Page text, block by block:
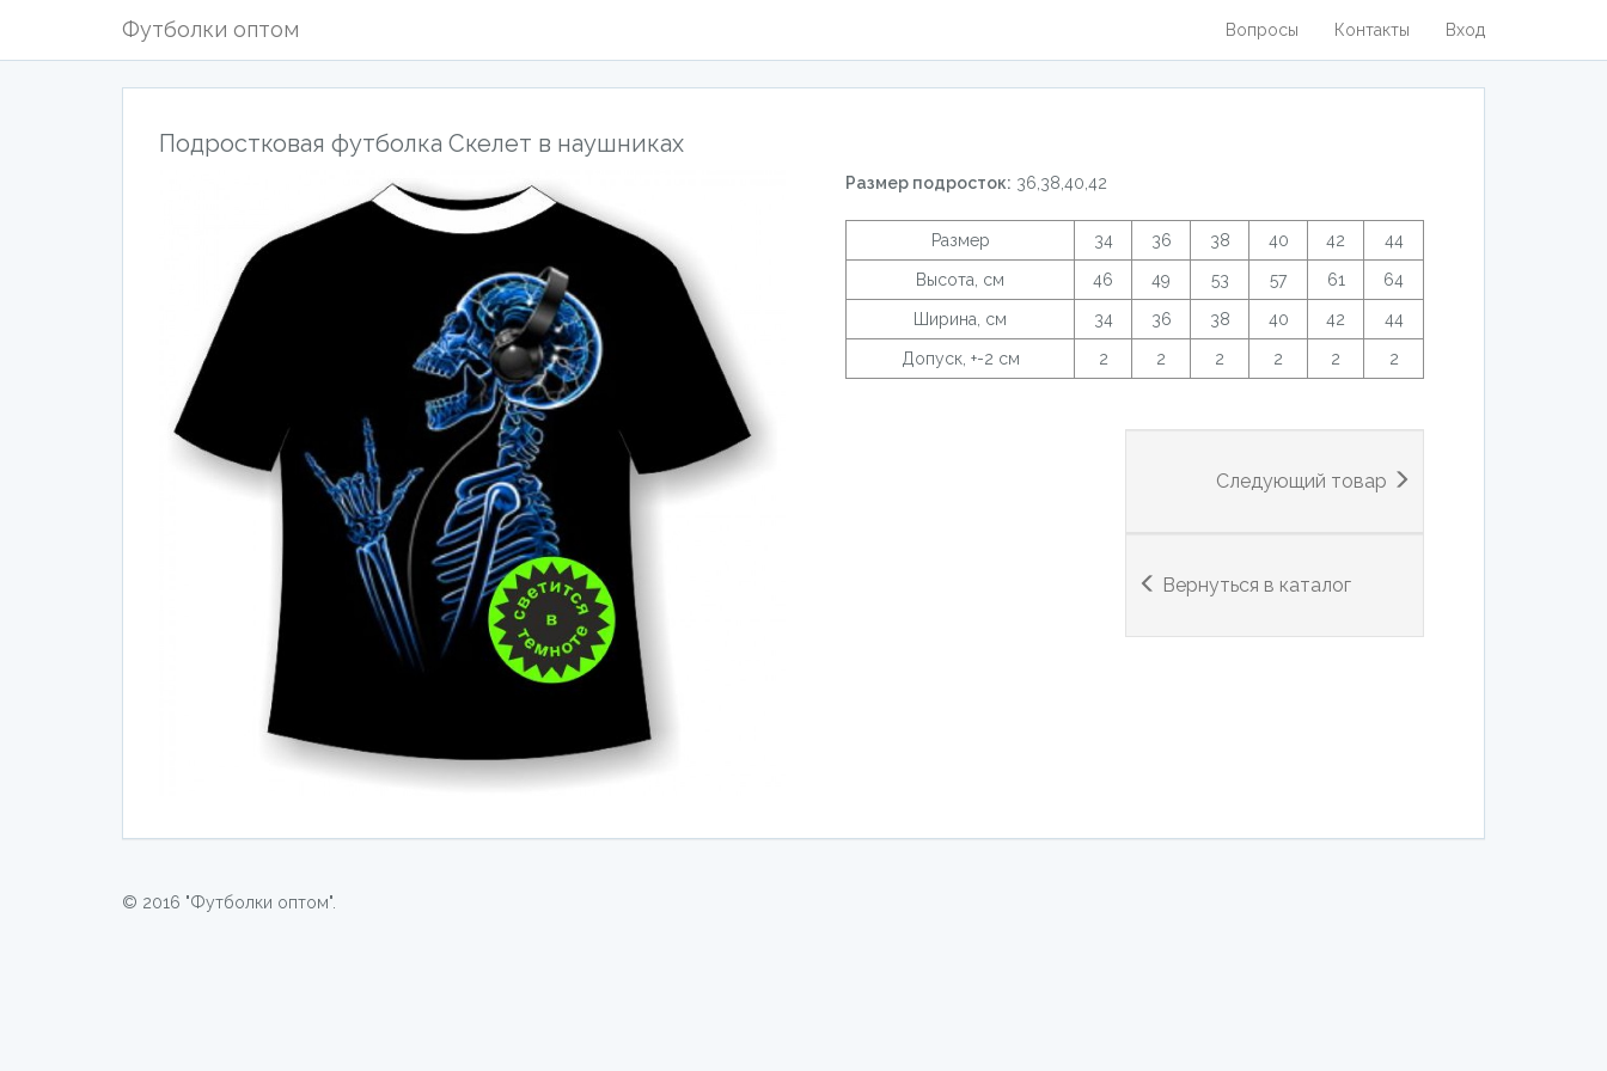
Футболки оптом Вопросы Контакты Вход
Подростковая футболка Скелет в наушниках
Размер подросток: 36,38,40,42
Размер 34 36 38 40 42 44
Высота, см 46 49 53 57 61 64
Ширина, см 34 36 38 40 42 44
Допуск, +-2 см 2 2 2 2 2 2
Следующий товар
Вернуться в каталог
© 2016 "Футболки оптом".